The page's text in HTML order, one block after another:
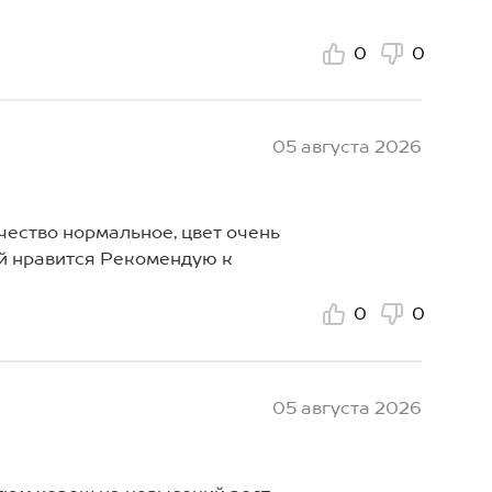
0 0
05 августа 2026
нормальное, цвет очень
нравится Рекомендую к
0 0
05 августа 2026